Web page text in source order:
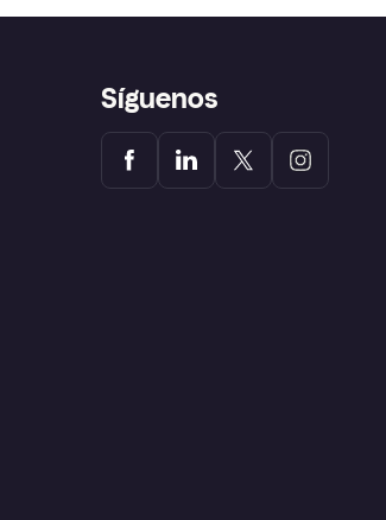
Síguenos